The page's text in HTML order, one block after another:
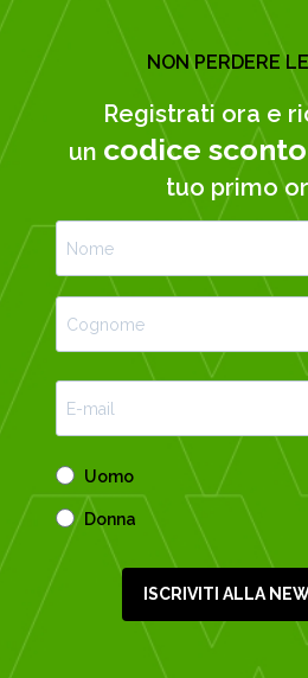
NON PERDERE
Registrati ora e
un codice sconto
tuo primo
Uomo
Donna
ISCRIVITI ALLA